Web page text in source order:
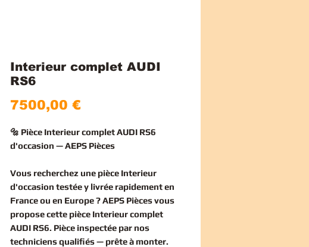
Interieur complet AUDI
RS6
7500,00 €Precio
🔩 Pièce Interieur complet AUDI RS6
d'occasion — AEPS Pièces
Vous recherchez une pièce Interieur
d'occasion testée y livrée rapidement en
France ou en Europe ? AEPS Pièces vous
propose cette pièce Interieur complet
AUDI RS6. Pièce inspectée par nos
techniciens qualifiés — prête à monter.